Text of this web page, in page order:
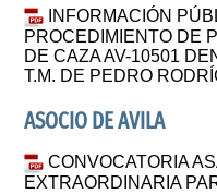
INFORMACIÓN
PROCEDIMIENTO DE
DE CAZA AV-10501
T.M. DE PEDRO
ASOCIO DE AVILA
CONVOCATORIA
EXTRAORDINARIA